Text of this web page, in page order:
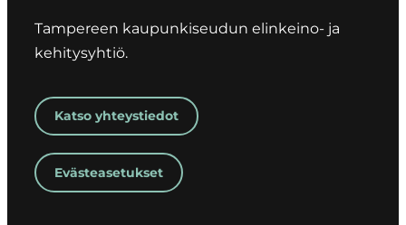
Tampereen kaupunkiseudun elinkeino- ja
kehitysyhtiö.
Katso yhteystiedot
Evästeasetukset